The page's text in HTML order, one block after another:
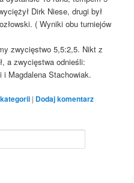
Dirk Niese, drugi był
( Wyniki obu turniejów
zwycięstwo 5,5:2,5. Nikt z
a zwycięstwa odnieśli:
i Magdalena Stachowiak.
| Dodaj komentarz